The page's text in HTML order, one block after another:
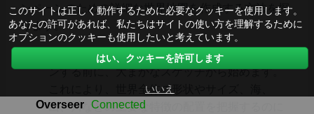
ンペーンのための詳細な世界地図を作成する方法を探
ります。
大まかなスケッチから始める: 世界地図をデザイ
ンする前に、大まかなスケッチから始めます。
これにより、世界全体の形状やサイズ、海、
山、川などの主要な特徴の配置を把握するのに
このサイトは正しく動作するために必要なクッキーを使用します。
あなたの許可があれば、私たちはサイトの使い方を理解するために
オプションのクッキーも使用したいと考えています。
はい、クッキーを許可します
いいえ